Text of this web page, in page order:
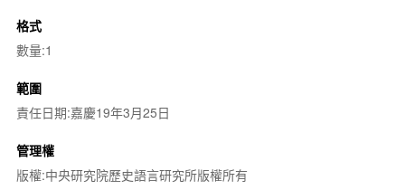
格式
數量:1
範圍
責任日期:嘉慶19年3月25日
管理權
版權:中央研究院歷史語言研究所版權所有